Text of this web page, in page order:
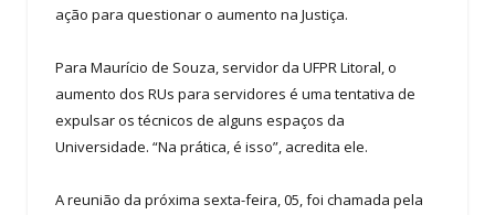
ação para questionar o aumento na Justiça.
Para Maurício de Souza, servidor da UFPR Litoral, o
aumento dos RUs para servidores é uma tentativa de
expulsar os técnicos de alguns espaços da
Universidade. “Na prática, é isso”, acredita ele.
A reunião da próxima sexta-feira, 05, foi chamada pela